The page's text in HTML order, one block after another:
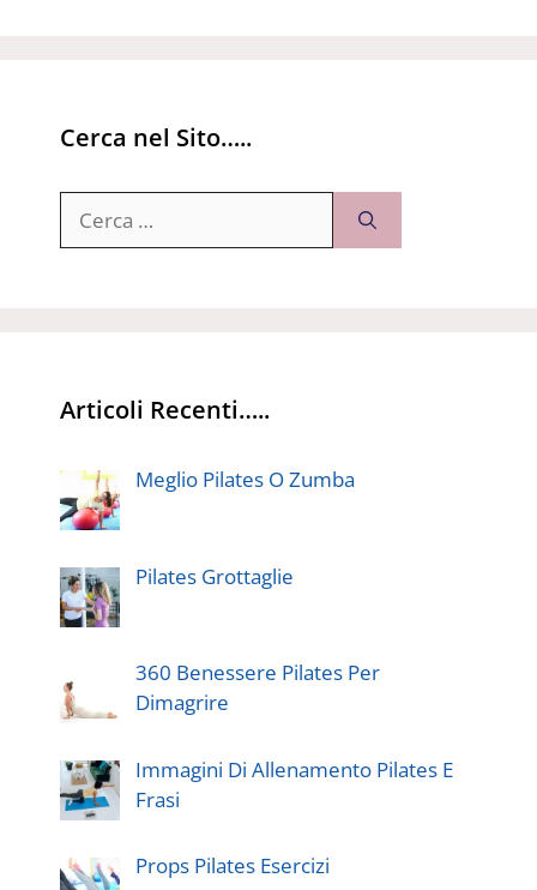
Cerca nel Sito…..
per:
Articoli Recenti…..
Meglio Pilates O Zumba
Pilates Grottaglie
360 Benessere Pilates Per
Dimagrire
Immagini Di Allenamento Pilates E
Frasi
Props Pilates Esercizi